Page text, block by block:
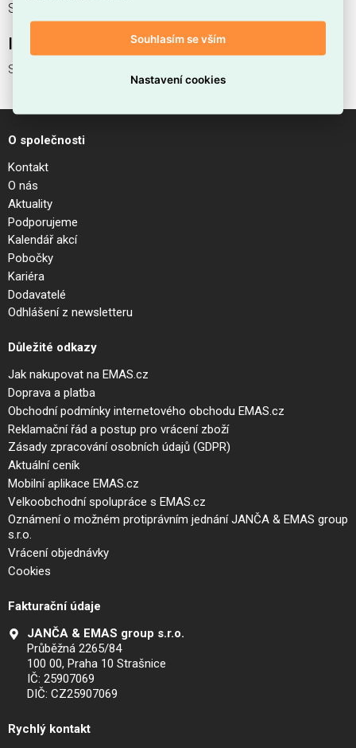
Svítidlo MOD179PL-L26W4K je ELSVOS1787062.
Interní název produktu
Svítidlo MOD179PL-L26W4K
O společnosti
Kontakt
O nás
Aktuality
Podporujeme
Kalendář akcí
Pobočky
Kariéra
Dodavatelé
Odhlášení z newsletteru
Důležité odkazy
Jak nakupovat na EMAS.cz
Doprava a platba
Obchodní podmínky internetového obchodu EMAS.cz
Reklamační řád a postup pro vrácení zboží
Zásady zpracování osobních údajů (GDPR)
Aktuální ceník
Mobilní aplikace EMAS.cz
Velkoobchodní spolupráce s EMAS.cz
Oznámení o možném protiprávním jednání JANČA & EMAS group
s.r.o.
Vrácení objednávky
Cookies
Fakturační údaje
JANČA & EMAS group s.r.o.
Průběžná 2265/84
100 00, Praha 10 Strašnice
IČ: 25907069
DIČ: CZ25907069
Rychlý kontakt
Souhlasím se vším
Nastavení cookies